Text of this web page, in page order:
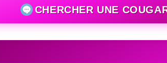
CHERCHER UNE